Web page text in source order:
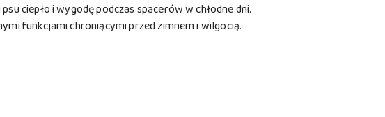
ciepło i wygodę podczas spacerów w chłodne dni.
funkcjami chroniącymi przed zimnem i wilgocią.